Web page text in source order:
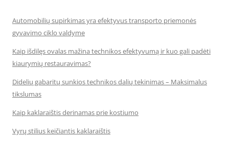
Automobilių supirkimas yra efektyvus transporto priemonės
gyvavimo ciklo valdyme
Kaip išdilęs ovalas mažina technikos efektyvumą ir kuo gali padėti
kiaurymių restauravimas?
Didelių gabaritų sunkios technikos dalių tekinimas – Maksimalus
tikslumas
Kaip kaklaraištis derinamas prie kostiumo
Vyrų stilius keičiantis kaklaraištis